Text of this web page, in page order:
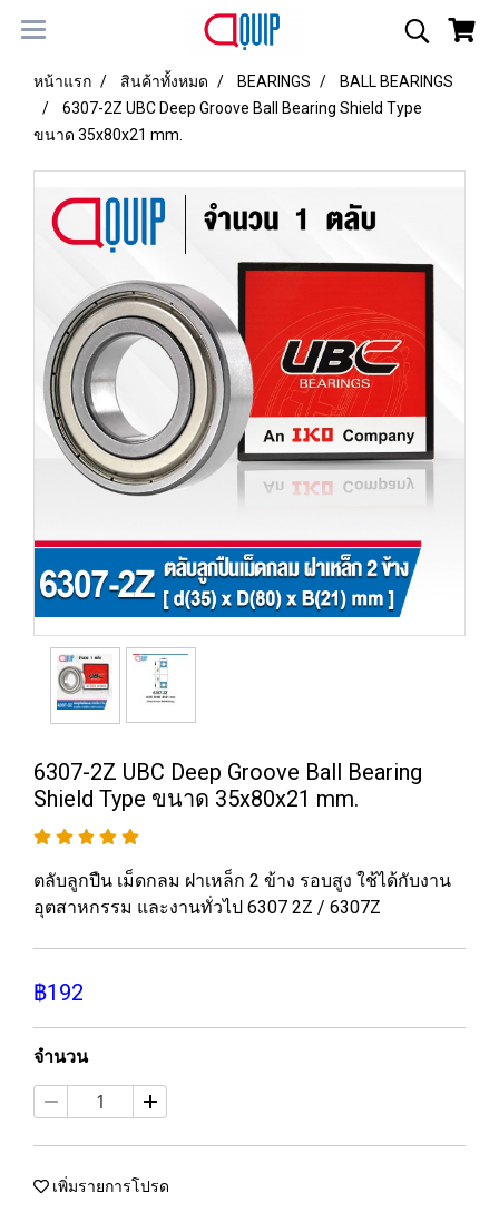
หน้าแรก สินค้าทั้งหมด BEARINGS
BALL BEARINGS
6307-2Z UBC Deep Groove Ball Bearing Shield Type
ขนาด 35x80x21 mm.
6307-2Z UBC Deep Groove Ball Bearing
Shield Type ขนาด 35x80x21 mm.
ตลับลูกปืน เม็ดกลม ฝาเหล็ก 2 ข้าง รอบสูง ใช้ได้กับงาน
อุตสาหกรรม และงานทั่วไป 6307 2Z / 6307Z
฿192
จำนวน
เพิ่มรายการโปรด